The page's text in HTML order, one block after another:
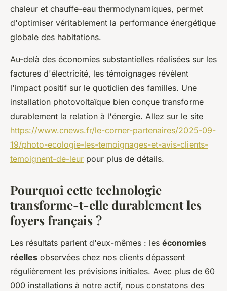
chaleur et chauffe-eau thermodynamiques, permet
d'optimiser véritablement la performance énergétique
globale des habitations.
Au-delà des économies substantielles réalisées sur les
factures d'électricité, les témoignages révèlent
l'impact positif sur le quotidien des familles. Une
installation photovoltaïque bien conçue transforme
durablement la relation à l'énergie. Allez sur le site
https://www.cnews.fr/le-corner-partenaires/2025-09-
19/photo-ecologie-les-temoignages-et-avis-clients-
temoignent-de-leur pour plus de détails.
Pourquoi cette technologie
transforme-t-elle durablement les
foyers français ?
Les résultats parlent d'eux-mêmes : les économies
réelles observées chez nos clients dépassent
régulièrement les prévisions initiales. Avec plus de 60
000 installations à notre actif, nous constatons des